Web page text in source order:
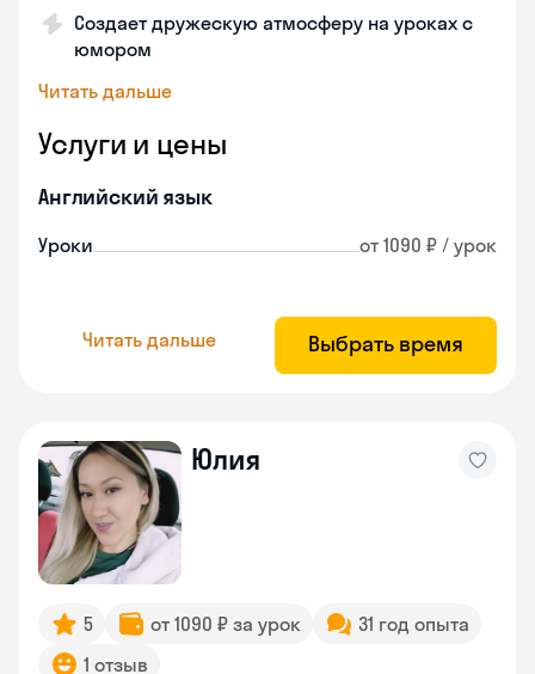
Создает дружескую атмосферу на уроках с
юмором
Читать дальше
Услуги и цены
Английский язык
Уроки от 1090 ₽ / урок
Читать дальше Выбрать время
Юлия
5 от 1090 ₽ за урок
31 год опыта
1 отзыв